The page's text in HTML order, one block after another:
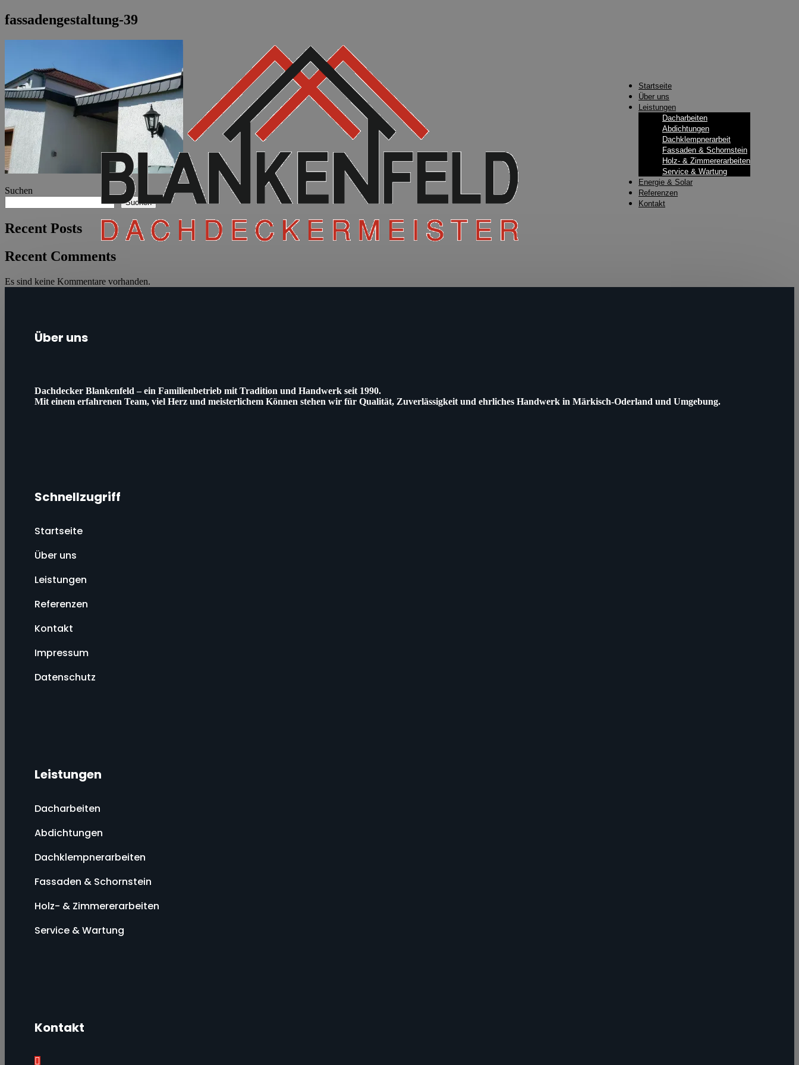
Startseite
Über uns
Leistungen
Dacharbeiten
Abdichtungen
Dachklempnerarbeit
Fassaden & Schornstein
Holz- & Zimmererarbeiten
Service & Wartung
Energie & Solar
Referenzen
Kontakt
fassadengestaltung-39
Suchen
Suchen
Recent Posts
Recent Comments
Es sind keine Kommentare vorhanden.
Über uns
Dachdecker Blankenfeld – ein Familienbetrieb mit Tradition und Handwerk seit 1990.
Mit einem erfahrenen Team, viel Herz und meisterlichem Können stehen wir für Qualität, Zuverlässigkeit und ehrliches Handwerk in Märkisch-Oderland und Umgebung.
Schnellzugriff
Startseite
Über uns
Leistungen
Referenzen
Kontakt
Impressum
Datenschutz
Leistungen
Dacharbeiten
Abdichtungen
Dachklempnerarbeiten
Fassaden & Schornstein
Holz- & Zimmererarbeiten
Service & Wartung
Kontakt
